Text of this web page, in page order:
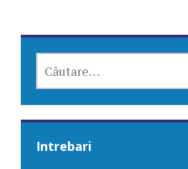
DUPĂ:
Intrebari